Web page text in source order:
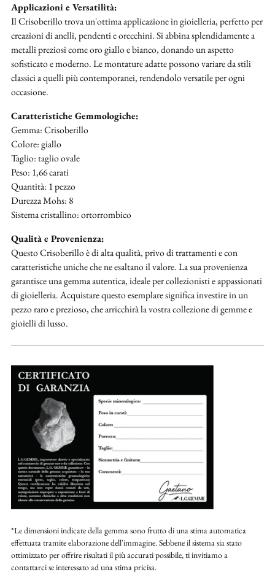
Applicazioni e Versatilità:
Il Crisoberillo trova un'ottima applicazione in gioielleria, perfetto per
creazioni di anelli, pendenti e orecchini. Si abbina splendidamente a
metalli preziosi come oro giallo e bianco, donando un aspetto
sofisticato e moderno. Le montature adatte possono variare da stili
classici a quelli più contemporanei, rendendolo versatile per ogni
occasione.
Caratteristiche Gemmologiche:
Gemma: Crisoberillo
Colore: giallo
Taglio: taglio ovale
Peso: 1,66 carati
Quantità: 1 pezzo
Durezza Mohs: 8
Sistema cristallino: ortorrombico
Qualità e Provenienza:
Questo Crisoberillo è di alta qualità, privo di trattamenti e con
caratteristiche uniche che ne esaltano il valore. La sua provenienza
garantisce una gemma autentica, ideale per collezionisti e appassionati
di gioielleria. Acquistare questo esemplare significa investire in un
pezzo raro e prezioso, che arricchirà la vostra collezione di gemme e
gioielli di lusso.
*Le dimensioni indicate della gemma sono frutto di una stima automatica
effettuata tramite elaborazione dell'immagine. Sebbene il sistema sia stato
ottimizzato per offrire risultati il più accurati possibile, ti invitiamo a
contattarci se interessato ad una stima pricisa.